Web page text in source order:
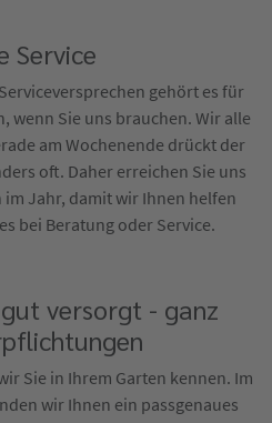
Service
gehört es für
wenn Sie uns brauchen. Wir alle
am Wochenende drückt der
oft. Daher erreichen Sie uns
im Jahr, damit wir Ihnen helfen
bei Beratung oder Service.
gut versorgt - ganz
Sie in Ihrem Garten kennen. Im
wir Ihnen ein passgenaues